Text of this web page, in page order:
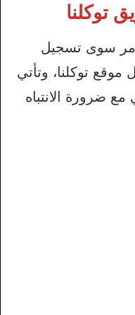
توكلنا
سوى تسجيل
توكلنا، وتأتي
ضرورة الانتباه